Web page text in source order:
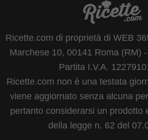
Ricette.com di proprietà di WEB
Marchese 10, 00141 Roma (RM)
Partita I.V.A.
Ricette.com non è una testata
viene aggiornato senza alcuna
pertanto considerarsi un prodotto
della legge n. 62 del